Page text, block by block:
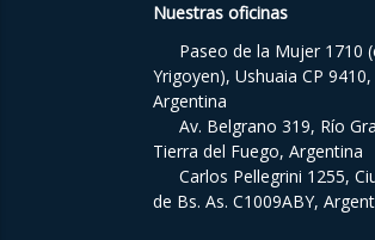
Nuestras oficinas
Paseo de la Mujer 1710
Yrigoyen), Ushuaia CP
Argentina
Av. Belgrano 319, Río
Tierra del Fuego, Argentina
Carlos Pellegrini 1255,
de Bs. As. C1009ABY,